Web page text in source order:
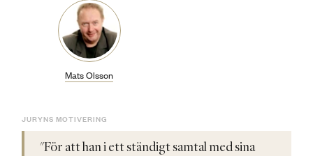
Mats Olsson
JURYNS MOTIVERING
"För att han i ett ständigt samtal med sina